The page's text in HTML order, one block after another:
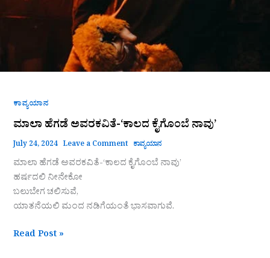
ಕಾವ್ಯಯಾನ
ಮಾಲಾ ಹೆಗಡೆ ಅವರಕವಿತೆ-‘ಕಾಲದ ಕೈಗೊಂಬೆ ನಾವು’
July 24, 2024 Leave a Comment ಕಾವ್ಯಯಾನ
ಮಾಲಾ ಹೆಗಡೆ ಅವರಕವಿತೆ-‘ಕಾಲದ ಕೈಗೊಂಬೆ ನಾವು’
ಹರ್ಷದಲಿ ನೀನೇಕೋ
ಬಲುಬೇಗ ಚಲಿಸುವೆ,
ಯಾತನೆಯಲಿ ಮಂದ ನಡಿಗೆಯಂತೆ ಭಾಸವಾಗುವೆ.
Read Post »